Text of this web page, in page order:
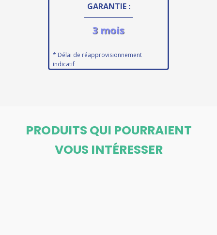
GARANTIE :
3 mois
* Délai de réapprovisionnement
indicatif
PRODUITS QUI POURRAIENT
VOUS INTÉRESSER